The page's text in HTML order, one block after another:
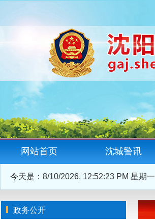
网站首页 沈城警讯
今天是： 8/10/2026, 12:52:24 PM 星期一
政务公开